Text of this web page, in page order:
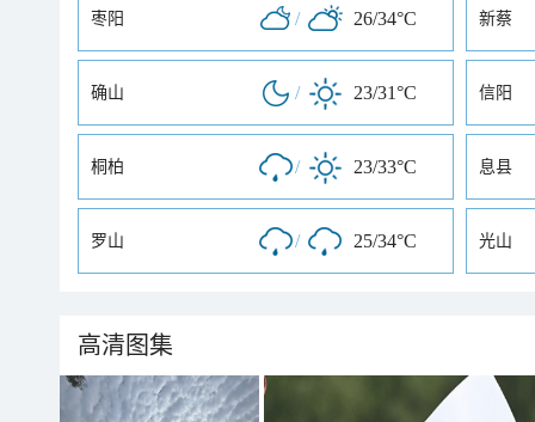
枣阳 / 26/34°C 新蔡
确山 / 23/31°C 信阳
桐柏 / 23/33°C 息县
罗山 / 25/34°C 光山
高清图集